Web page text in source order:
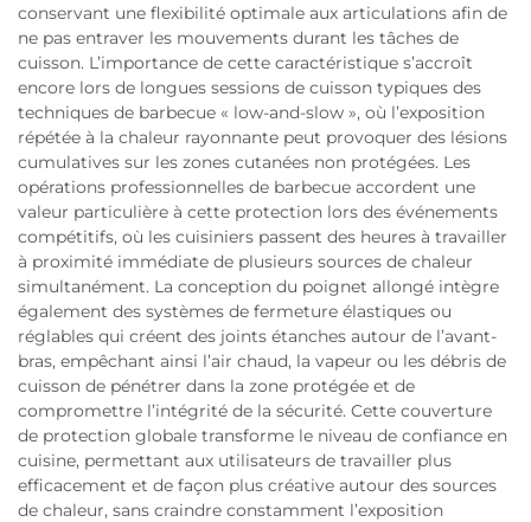
conservant une flexibilité optimale aux articulations afin de
ne pas entraver les mouvements durant les tâches de
cuisson. L’importance de cette caractéristique s’accroît
encore lors de longues sessions de cuisson typiques des
techniques de barbecue « low-and-slow », où l’exposition
répétée à la chaleur rayonnante peut provoquer des lésions
cumulatives sur les zones cutanées non protégées. Les
opérations professionnelles de barbecue accordent une
valeur particulière à cette protection lors des événements
compétitifs, où les cuisiniers passent des heures à travailler
à proximité immédiate de plusieurs sources de chaleur
simultanément. La conception du poignet allongé intègre
également des systèmes de fermeture élastiques ou
réglables qui créent des joints étanches autour de l’avant-
bras, empêchant ainsi l’air chaud, la vapeur ou les débris de
cuisson de pénétrer dans la zone protégée et de
compromettre l’intégrité de la sécurité. Cette couverture
de protection globale transforme le niveau de confiance en
cuisine, permettant aux utilisateurs de travailler plus
efficacement et de façon plus créative autour des sources
de chaleur, sans craindre constamment l’exposition